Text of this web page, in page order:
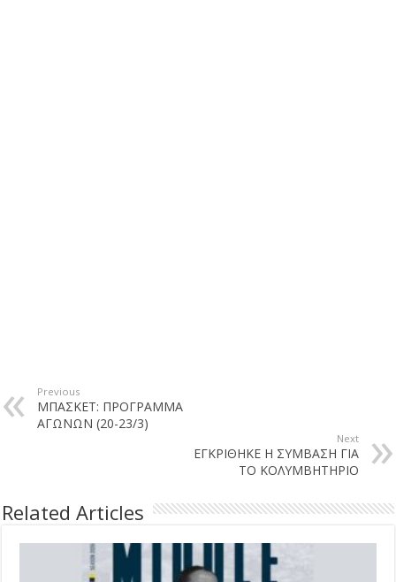
Previous
ΜΠΑΣΚΕΤ: ΠΡΟΓΡΑΜΜΑ
ΑΓΩΝΩΝ (20-23/3)
Next
ΕΓΚΡΙΘΗΚΕ Η ΣΥΜΒΑΣΗ ΓΙΑ
ΤΟ ΚΟΛΥΜΒΗΤΗΡΙΟ
Related Articles